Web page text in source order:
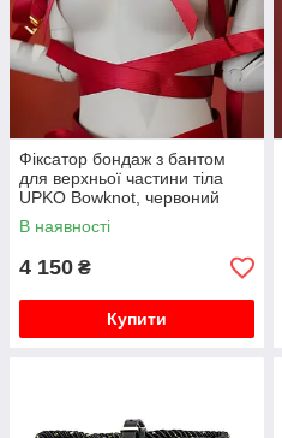
Фіксатор бондаж з бантом
для верхньої частини тіла
UPKO Bowknot, червоний
В наявності
4 150 ₴
Купити